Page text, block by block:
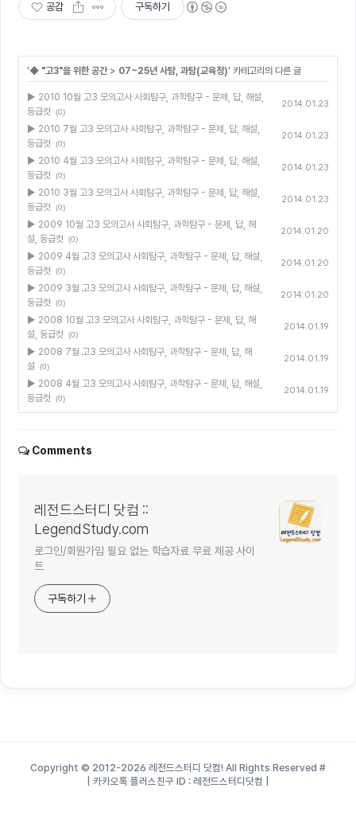
공감 구독하기
'◆ "고3"을 위한 공간 > 07~25년 사탐, 과탐(교육청)' 카테고리의 다른 글
▶ 2010 10월 고3 모의고사 사회탐구, 과학탐구 - 문제, 답, 해설,
등급컷
(0)
2014.01.23
▶ 2010 7월 고3 모의고사 사회탐구, 과학탐구 - 문제, 답, 해설,
등급컷
(0)
2014.01.23
▶ 2010 4월 고3 모의고사 사회탐구, 과학탐구 - 문제, 답, 해설,
등급컷
(0)
2014.01.23
▶ 2010 3월 고3 모의고사 사회탐구, 과학탐구 - 문제, 답, 해설,
등급컷
(0)
2014.01.23
▶ 2009 10월 고3 모의고사 사회탐구, 과학탐구 - 문제, 답, 해
설, 등급컷
(0)
2014.01.20
▶ 2009 4월 고3 모의고사 사회탐구, 과학탐구 - 문제, 답, 해설,
등급컷
(0)
2014.01.20
▶ 2009 3월 고3 모의고사 사회탐구, 과학탐구 - 문제, 답, 해설,
등급컷
(0)
2014.01.20
▶ 2008 10월 고3 모의고사 사회탐구, 과학탐구 - 문제, 답, 해
설, 등급컷
(0)
2014.01.19
▶ 2008 7월 고3 모의고사 사회탐구, 과학탐구 - 문제, 답, 해
설
(0)
2014.01.19
▶ 2008 4월 고3 모의고사 사회탐구, 과학탐구 - 문제, 답, 해설,
등급컷
(0)
2014.01.19
Comments
레전드스터디 닷컴 ::
LegendStudy.com
로그인/회원가입 필요 없는 학습자료 무료 제공 사이
트
구독하기
Copyright © 2012-2026 레전드스터디 닷컴! All Rights Reserved #
| 카카오톡 플러스친구 ID : 레전드스터디닷컴 |